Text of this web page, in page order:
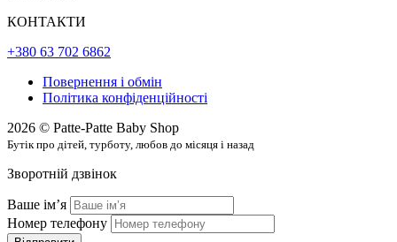
КОНТАКТИ
+380 63 702 6862
Повернення і обмін
Політика конфіденційності
2026 © Patte-Patte Baby Shop
Бутік про дітей, турботу, любов до місяця і назад
Зворотній дзвінок
Ваше імʼя
Номер телефону